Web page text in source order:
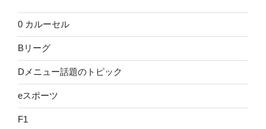
0 カルーセル
Bリーグ
Dメニュー話題のトピック
eスポーツ
F1